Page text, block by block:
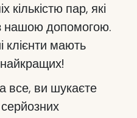
пар, які
нашою допомогою.
клієнти мають
все, ви шукаєте